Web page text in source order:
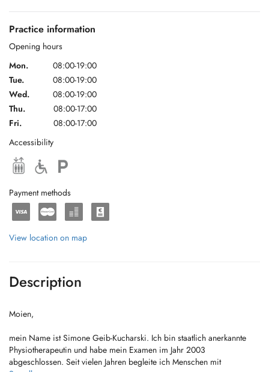
Practice information
Opening hours
Mon.
08:00-19:00
Tue.
08:00-19:00
Wed.
08:00-19:00
Thu.
08:00-17:00
Fri.
08:00-17:00
Accessibility
Payment methods
View location on map
Description
Moien,
mein Name ist Simone Geib-Kucharski. Ich bin staatlich anerkannte
Physiotherapeutin und habe mein Examen im Jahr 2003
abgeschlossen. Seit vielen Jahren begleite ich Menschen mit